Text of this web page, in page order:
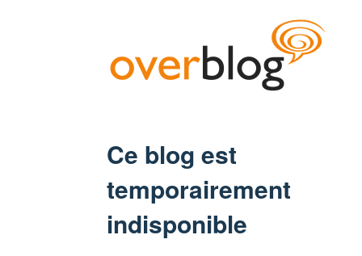
Ce blog est
temporairement
indisponible